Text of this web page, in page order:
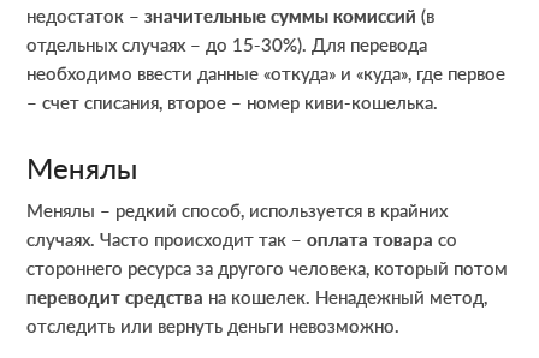
недостаток –значительные суммы комиссий (в
отдельных случаях – до 15-30%). Для перевода
необходимо ввести данные «откуда» и «куда», где первое
– счет списания, второе – номер киви-кошелька.
Менялы
Менялы – редкий способ, используется в крайних
случаях. Часто происходит так –оплата товара со
стороннего ресурса за другого человека, который потом
переводит средства на кошелек. Ненадежный метод,
отследить или вернуть деньги невозможно.